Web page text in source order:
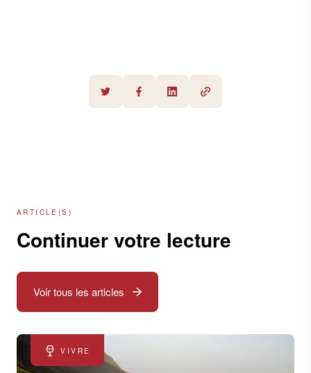
ARTICLE(S)
Continuer votre lecture
Voir tous les articles
VIVRE